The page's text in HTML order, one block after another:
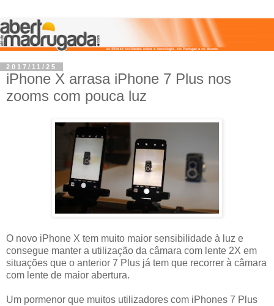
2017/11/25
iPhone X arrasa iPhone 7 Plus nos
zooms com pouca luz
O novo iPhone X tem muito maior sensibilidade à luz e
consegue manter a utilização da câmara com lente 2X em
situações que o anterior 7 Plus já tem que recorrer à câmara
com lente de maior abertura.
Um pormenor que muitos utilizadores com iPhones 7 Plus